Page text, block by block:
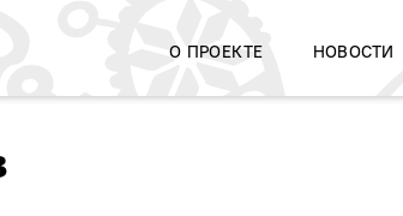
О ПРОЕКТЕ НОВОСТИ